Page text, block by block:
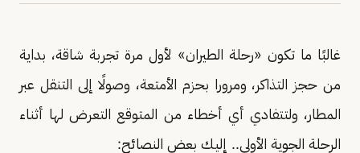
غالبًا ما تكون «رحلة الطيران» لأول مرة تجربة شاقة، بداية
من حجز التذاكر، ومرورا بحزم الأمتعة، وصولًا إلى التنقل عبر
المطار، ولتتفادي أي أخطاء من المتوقع التعرض لها أثناء
الرحلة الجوية الأولى.. إليك بعض النصائح: